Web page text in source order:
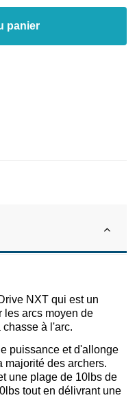
panier
NXT qui est un
les arcs moyen de
à l'arc.
puissance et d'allonge
majorité des archers.
une plage de 10lbs de
tout en délivrant une